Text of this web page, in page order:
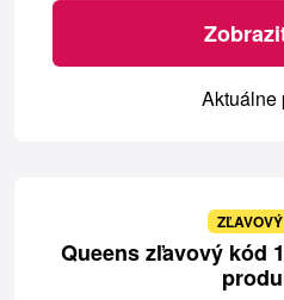
Aktuálne
Queens zľavový kód